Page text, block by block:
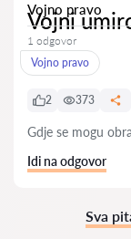
Vojno pravo
Vojni
1 odgovor
Vojno pravo
2 373
Gdje se mogu
Idi na odgovor
Sva